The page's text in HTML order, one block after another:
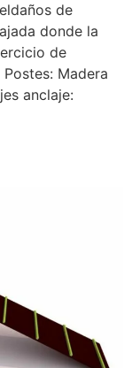
de
donde la
de
Madera
anclaje: